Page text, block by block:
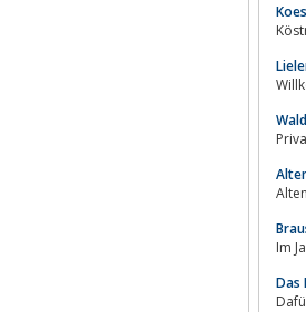
Im
Das
Dafür, dass Mutter Natur Carolinen als ihr Lieblingswasser ausgesucht hat, gibt es viele